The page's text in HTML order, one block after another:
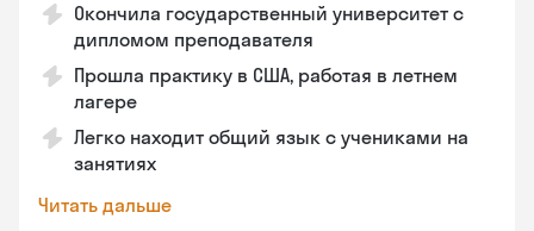
Окончила государственный университет с
дипломом преподавателя
Прошла практику в США, работая в летнем
лагере
Легко находит общий язык с учениками на
занятиях
Читать дальше